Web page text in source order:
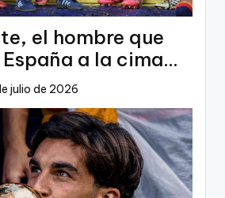
el hombre que
a la cima
julio de 2026